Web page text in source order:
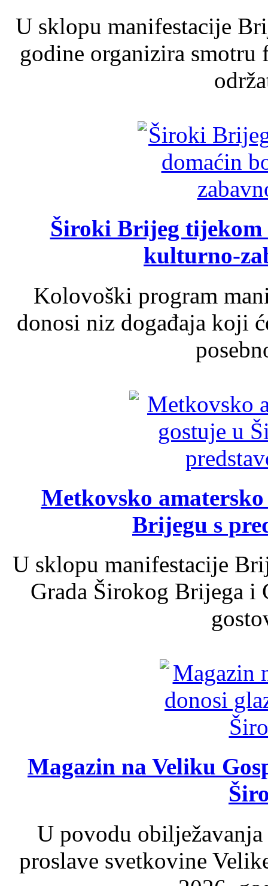
U sklopu manifestacije
godine organizira
Široki Brijeg tijekom
kulturno-
Kolovoški program
donosi niz događaja koji
Metkovsko
Brijegu s
U sklopu manifestacije
Grada Širokog Brijega
Magazin na Veliku
U povodu
proslave svetkovine